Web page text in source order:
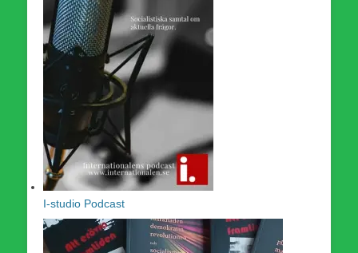
I-studio Podcast